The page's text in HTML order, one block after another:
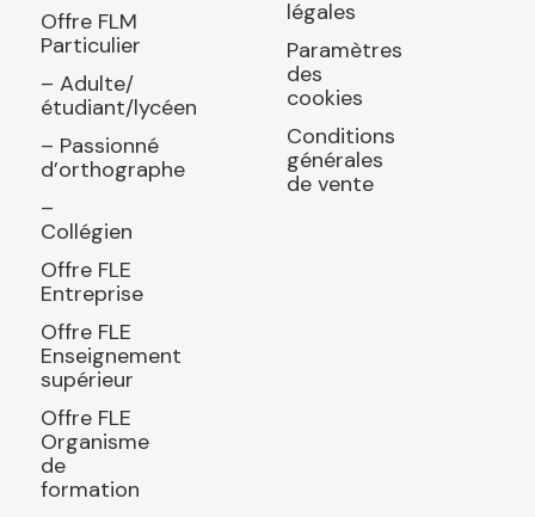
Offre FLM
Particulier
– Adulte/
étudiant/lycéen
– Passionné
d’orthographe
–
Collégien
Offre FLE
Entreprise
Offre FLE
Enseignement
supérieur
Offre FLE
Organisme
de
formation
légales
Paramètres
des
cookies
Conditions
générales
de vente